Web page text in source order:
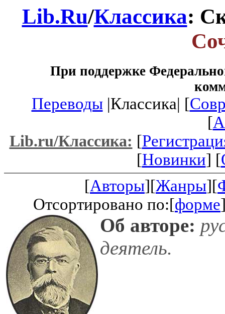
Lib.Ru/Классика:
При поддержке
Переводы|Классика| [
[
Lib.ru/Классика: [
[Новинки] [
[Авторы][Жанры][
Отсортировано по:[форме
Об авторе:
деятель.